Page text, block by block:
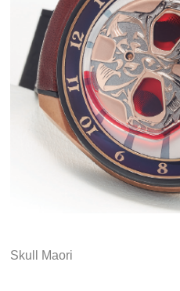
Skull Maori